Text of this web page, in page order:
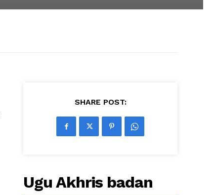
SHARE POST:
Ugu Akhris badan